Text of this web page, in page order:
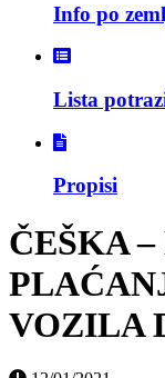
Info po
Lista
Propisi
ČEŠKA
VOZILA